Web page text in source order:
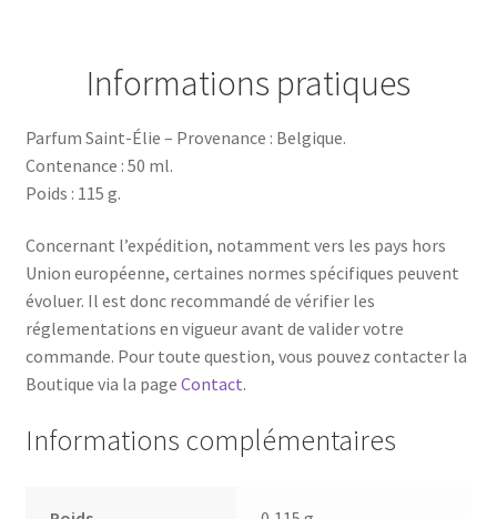
Informations pratiques
Parfum Saint-Élie – Provenance : Belgique.
Contenance : 50 ml.
Poids : 115 g.
Concernant l’expédition, notamment vers les pays hors
Union européenne, certaines normes spécifiques peuvent
évoluer. Il est donc recommandé de vérifier les
réglementations en vigueur avant de valider votre
commande. Pour toute question, vous pouvez contacter la
Boutique via la page Contact.
Informations complémentaires